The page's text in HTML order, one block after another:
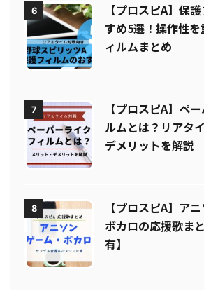
6
【プロスピA】保
すめ5選！操作性
ィルムまとめ
7
【プロスピA】ペ
ルムとは？リアタ
デメリットを解説
8
【プロスピA】ア
ボカロの応援歌ま
有】